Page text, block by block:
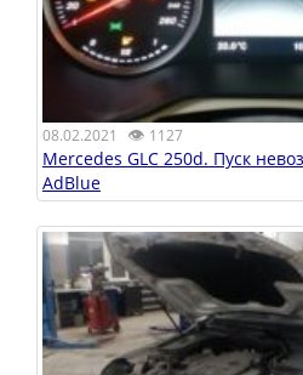
08.02.2021 👁 1127
Mercedes GLC 250d. Пуск
AdBlue